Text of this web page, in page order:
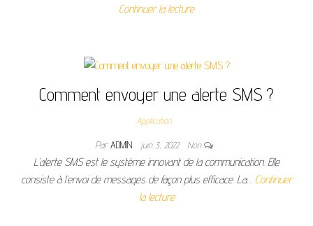
Continuer la lecture
Comment envoyer une alerte SMS ?
Application
ParADMIN juin 3, 2022 Non
L’alerte SMS est le système innovant de la communication. Elle
consiste à l’envoi de messages de façon plus efficace. La… Continuer
la lecture